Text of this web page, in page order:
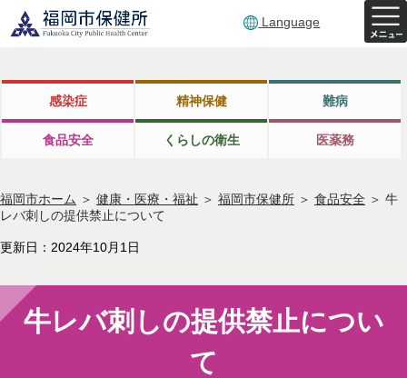
Language
感染症 精神保健 難病
食品安全 くらしの衛生 医薬務
福岡市ホーム ＞ 健康・医療・福祉 ＞ 福岡市保健所 ＞ 食品安全 ＞ 牛
レバ刺しの提供禁止について
更新日：2024年10月1日
牛レバ刺しの提供禁止につい
て